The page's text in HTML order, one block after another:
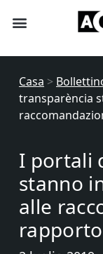
Casa >
transparència
I portali
stanno
alle
rapporto